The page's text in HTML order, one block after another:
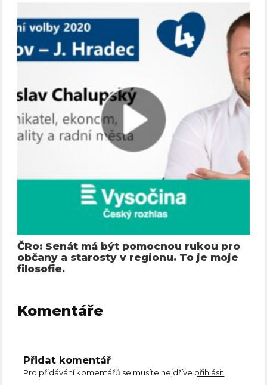
ČRo: Senát má být pomocnou rukou pro
občany a starosty v regionu. To je moje
filosofie.
Komentáře
Přidat komentář
Pro přidávání komentářů se musíte nejdříve přihlásit.